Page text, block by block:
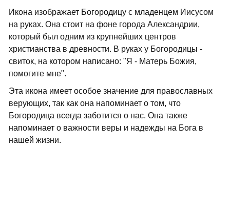
Икона изображает Богородицу с младенцем Иисусом
на руках. Она стоит на фоне города Александрии,
который был одним из крупнейших центров
христианства в древности. В руках у Богородицы -
свиток, на котором написано: "Я - Матерь Божия,
помогите мне".
Эта икона имеет особое значение для православных
верующих, так как она напоминает о том, что
Богородица всегда заботится о нас. Она также
напоминает о важности веры и надежды на Бога в
нашей жизни.